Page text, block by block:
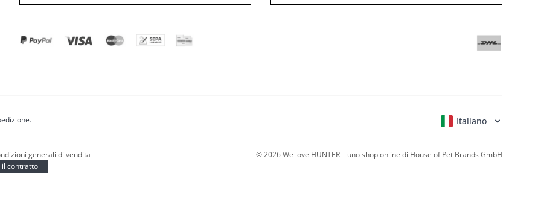
Italiano
generali di vendita
il contratto
©2026We love HUNTER – uno shop online di House of Pet Brands GmbH